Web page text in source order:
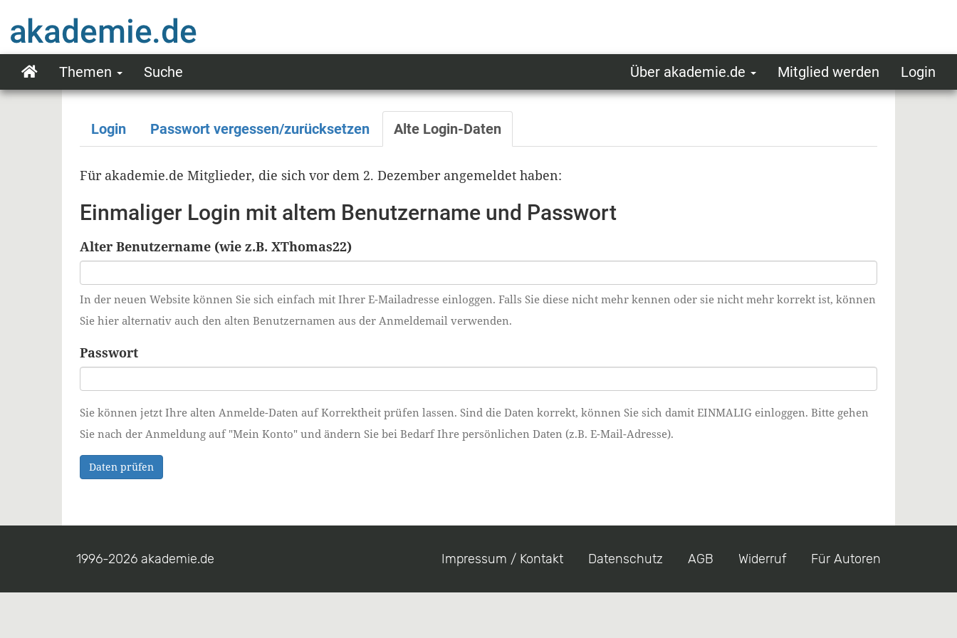
zum
Inhalt
Main
Themen Suche
User
Über akademie.de Mitglied werden Login
Primäre
Login Passwort vergessen/zurücksetzen Alte Login-Daten
Für akademie.de Mitglieder, die sich vor dem 2. Dezember angemeldet haben:
Einmaliger Login mit altem Benutzername und Passwort
Alter Benutzername (wie z.B. XThomas22)
In der neuen Website können Sie sich einfach mit Ihrer E-Mailadresse einloggen. Falls Sie diese nicht mehr kennen oder sie nicht mehr korrekt ist, können
Sie hier alternativ auch den alten Benutzernamen aus der Anmeldemail verwenden.
Passwort
Sie können jetzt Ihre alten Anmelde-Daten auf Korrektheit prüfen lassen. Sind die Daten korrekt, können Sie sich damit EINMALIG einloggen. Bitte gehen
Sie nach der Anmeldung auf "Mein Konto" und ändern Sie bei Bedarf Ihre persönlichen Daten (z.B. E-Mail-Adresse).
Daten prüfen
Footer
menu
Impressum / Kontakt Datenschutz AGB Widerruf Für Autoren
1996-2026 akademie.de